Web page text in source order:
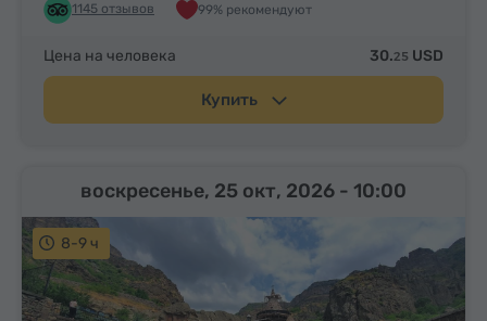
1145 отзывов 99% рекомендуют
Цена на человека 30.25 USD
Купить
8-9 ч
воскресенье, 25 окт, 2026 - 10:00